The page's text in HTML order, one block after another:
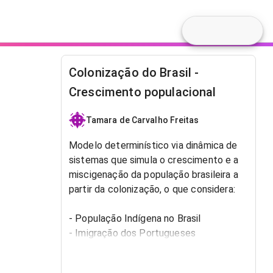
Colonização do Brasil -
Crescimento populacional
Tamara de Carvalho Freitas
Modelo determinístico via dinâmica de
sistemas que simula o crescimento e a
miscigenação da população brasileira a
partir da colonização, o que considera:
- População Indígena no Brasil
- Imigração dos Portugueses